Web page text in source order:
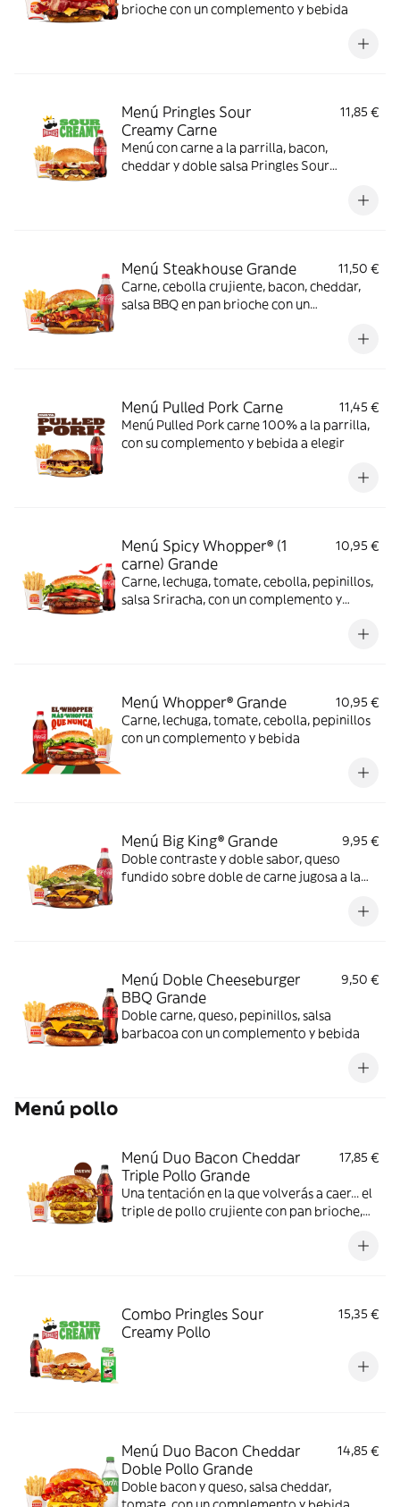
brioche con un complemento y bebida
Menú Pringles Sour
Creamy Carne
11,85 €
Menú con carne a la parrilla, bacon,
cheddar y doble salsa Pringles Sour
Menú Steakhouse Grande
11,50 €
Carne, cebolla crujiente, bacon, cheddar,
salsa BBQ en pan brioche con un
Menú Pulled Pork Carne
11,45 €
Menú Pulled Pork carne 100% a la parrilla,
con su complemento y bebida a elegir
Menú Spicy Whopper® (1
carne) Grande
10,95 €
Carne, lechuga, tomate, cebolla, pepinillos,
salsa Sriracha, con un complemento y
Menú Whopper® Grande
10,95 €
Carne, lechuga, tomate, cebolla, pepinillos
con un complemento y bebida
Menú Big King® Grande
9,95 €
Doble contraste y doble sabor, queso
fundido sobre doble de carne jugosa a la
bañados en exquisita salsa Big King entre
Menú Doble Cheeseburger
BBQ Grande
9,50 €
Doble carne, queso, pepinillos, salsa
barbacoa con un complemento y bebida
Menú pollo
Menú Duo Bacon Cheddar
Triple Pollo Grande
17,85 €
Una tentación en la que volverás a caer... el
triple de pollo crujiente con pan brioche,
crujientes lonchas de bacon, cebolla frita y
Combo Pringles Sour
Creamy Pollo
15,35 €
Menú Duo Bacon Cheddar
Doble Pollo Grande
14,85 €
Doble bacon y queso, salsa cheddar,